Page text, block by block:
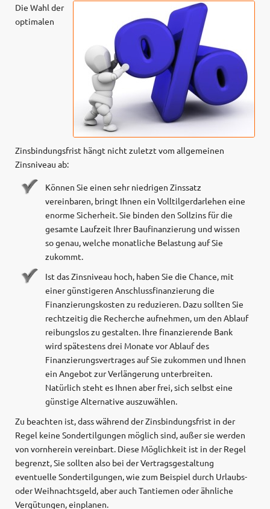
Die Wahl der
optimalen
Zinsbindungsfrist hängt nicht zuletzt vom allgemeinen
Zinsniveau ab:
Können Sie einen sehr niedrigen Zinssatz
vereinbaren, bringt Ihnen ein Volltilgerdarlehen eine
enorme Sicherheit. Sie binden den Sollzins für die
gesamte Laufzeit Ihrer Baufinanzierung und wissen
so genau, welche monatliche Belastung auf Sie
zukommt.
Ist das Zinsniveau hoch, haben Sie die Chance, mit
einer günstigeren Anschlussfinanzierung die
Finanzierungskosten zu reduzieren. Dazu sollten Sie
rechtzeitig die Recherche aufnehmen, um den Ablauf
reibungslos zu gestalten. Ihre finanzierende Bank
wird spätestens drei Monate vor Ablauf des
Finanzierungsvertrages auf Sie zukommen und Ihnen
ein Angebot zur Verlängerung unterbreiten.
Natürlich steht es Ihnen aber frei, sich selbst eine
günstige Alternative auszuwählen.
Zu beachten ist, dass während der Zinsbindungsfrist in der
Regel keine Sondertilgungen möglich sind, außer sie werden
von vornherein vereinbart. Diese Möglichkeit ist in der Regel
begrenzt, Sie sollten also bei der Vertragsgestaltung
eventuelle Sondertilgungen, wie zum Beispiel durch Urlaubs-
oder Weihnachtsgeld, aber auch Tantiemen oder ähnliche
Vergütungen, einplanen.